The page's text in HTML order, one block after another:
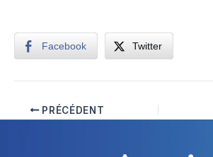
Facebook Twitter
PRÉCÉDENT